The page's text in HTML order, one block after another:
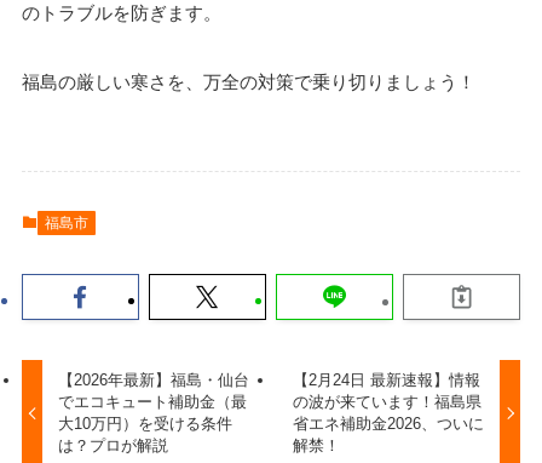
のトラブルを防ぎます。
福島の厳しい寒さを、万全の対策で乗り切りましょう！
福島市
【2026年最新】福島・仙台
でエコキュート補助金（最
大10万円）を受ける条件
は？プロが解説
【2月24日 最新速報】情報
の波が来ています！福島県
省エネ補助金2026、ついに
解禁！